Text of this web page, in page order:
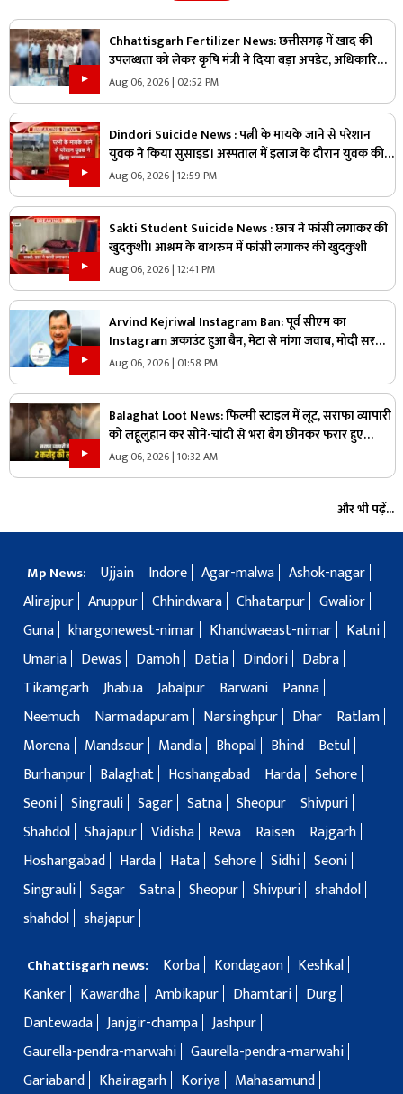
Chhattisgarh Fertilizer News: छत्तीसगढ़ में खाद की
उपलब्धता को लेकर कृषि मंत्री ने दिया बड़ा अपडेट, अधिकारियों
को दिए ये निर्देश, कहा- कालाबाजारी बर्दाश्त नहीं होगी
Aug 06, 2026 | 02:52 PM
Dindori Suicide News : पत्नी के मायके जाने से परेशान
युवक ने किया सुसाइड। अस्पताल में इलाज के दौरान युवक की
मौत
Aug 06, 2026 | 12:59 PM
Sakti Student Suicide News : छात्र ने फांसी लगाकर की
खुदकुशी। आश्रम के बाथरुम में फांसी लगाकर की खुदकुशी
Aug 06, 2026 | 12:41 PM
Arvind Kejriwal Instagram Ban: पूर्व सीएम का
Instagram अकाउंट हुआ बैन, मेटा से मांगा जवाब, मोदी सरकार
पर लगाया ये आरोप
Aug 06, 2026 | 01:58 PM
Balaghat Loot News: फिल्मी स्टाइल में लूट, सराफा व्यापारी
को लहूलुहान कर सोने-चांदी से भरा बैग छीनकर फरार हुए
बदमाश, पूरे शहर में नाकेबंदी
Aug 06, 2026 | 10:32 AM
और भी पढ़ें...
Mp News: Ujjain Indore Agar-malwa Ashok-nagar
Alirajpur Anuppur Chhindwara Chhatarpur Gwalior
Guna khargonewest-nimar Khandwaeast-nimar
Katni
Umaria
Dewas Damoh Datia Dindori
Dabra
Tikamgarh Jhabua Jabalpur Barwani
Panna
Neemuch
Narmadapuram Narsinghpur Dhar
Ratlam
Morena
Mandsaur Mandla Bhopal Bhind
Betul
Burhanpur
Balaghat Hoshangabad Harda Sehore
Seoni Singrauli Sagar Satna Sheopur Shivpuri
Shahdol Shajapur Vidisha Rewa Raisen
Rajgarh
Hoshangabad
Harda Hata Sehore Sidhi Seoni
Singrauli Sagar Satna Sheopur Shivpuri shahdol
shahdol shajapur
Chhattisgarh news: Korba Kondagaon
Keshkal
Kanker
Kawardha Ambikapur Dhamtari
Durg
Dantewada Janjgir-champa Jashpur
Gaurella-pendra-marwahi Gaurella-pendra-marwahi
Gariaband
Khairagarh Koriya
Mahasamund